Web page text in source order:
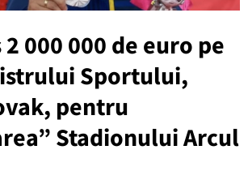
2 000 000 de euro pe
Sportului,
pentru
Stadionului Arcul